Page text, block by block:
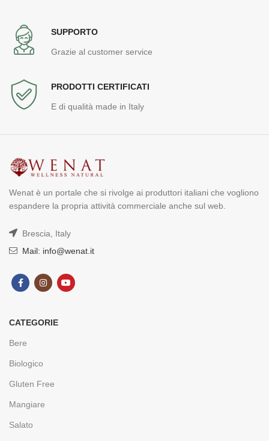
SUPPORTO
Grazie al customer service
PRODOTTI CERTIFICATI
E di qualità made in Italy
Wenat è un portale che si rivolge ai produttori italiani che vogliono
espandere la propria attività commerciale anche sul web.
Brescia, Italy
Mail: info@wenat.it
CATEGORIE
Bere
Biologico
Gluten Free
Mangiare
Salato